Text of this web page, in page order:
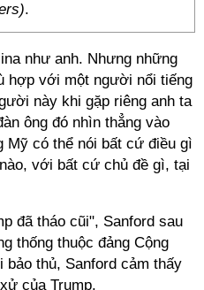
.
như anh. Nhưng những
hợp với một người nổi tiếng
này khi gặp riêng anh ta
ông đó nhìn thẳng vào
Mỹ có thể nói bất cứ điều gì
với bất cứ chủ đề gì, tại
đã tháo cũi", Sanford sau
thống thuộc đảng Cộng
thủ, Sanford cảm thấy
của Trump.